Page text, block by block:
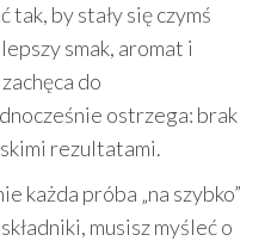
by stały się czymś
smak, aromat i
do
ostrzega: brak
rezultatami.
każda próba „na szybko”
musisz myśleć o